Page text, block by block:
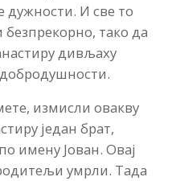
дужности. И све то
тако да
дивљаху
измисли овакву
један брат,
имену Јован. Овај
умрли. Тада